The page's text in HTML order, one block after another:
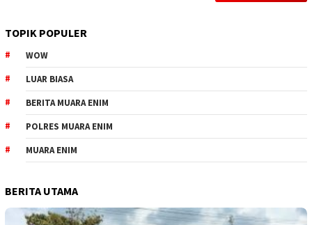
TOPIK POPULER
WOW
LUAR BIASA
BERITA MUARA ENIM
POLRES MUARA ENIM
MUARA ENIM
BERITA UTAMA